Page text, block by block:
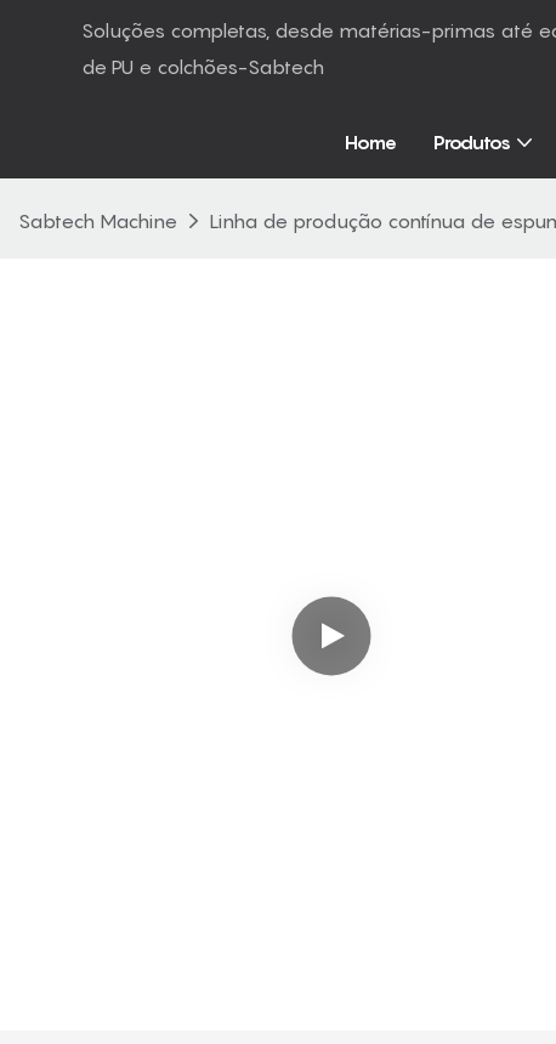
Soluções completas, desde matérias-primas até
de PU e colchões-Sabtech
Home Produtos
Sabtech Machine Linha de produção contínua de